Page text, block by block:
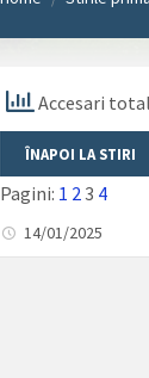
Accesari
Pagini: 1 2 3 4
14/01/2025